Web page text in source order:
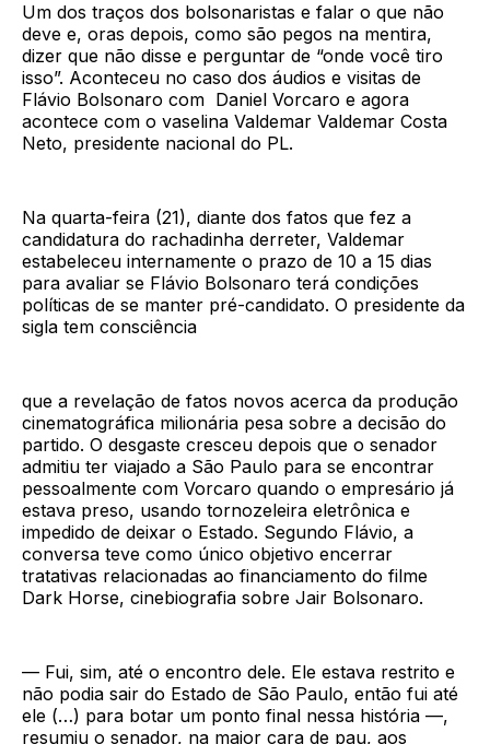
Um dos traços dos bolsonaristas e falar o que não
deve e, oras depois, como são pegos na mentira,
dizer que não disse e perguntar de “onde você tiro
isso”. Aconteceu no caso dos áudios e visitas de
Flávio Bolsonaro com Daniel Vorcaro e agora
acontece com o vaselina Valdemar Valdemar Costa
Neto, presidente nacional do PL.
Na quarta-feira (21), diante dos fatos que fez a
candidatura do rachadinha derreter, Valdemar
estabeleceu internamente o prazo de 10 a 15 dias
para avaliar se Flávio Bolsonaro terá condições
políticas de se manter pré-candidato. O presidente da
sigla tem consciência
que a revelação de fatos novos acerca da produção
cinematográfica milionária pesa sobre a decisão do
partido. O desgaste cresceu depois que o senador
admitiu ter viajado a São Paulo para se encontrar
pessoalmente com Vorcaro quando o empresário já
estava preso, usando tornozeleira eletrônica e
impedido de deixar o Estado. Segundo Flávio, a
conversa teve como único objetivo encerrar
tratativas relacionadas ao financiamento do filme
Dark Horse, cinebiografia sobre Jair Bolsonaro.
— Fui, sim, até o encontro dele. Ele estava restrito e
não podia sair do Estado de São Paulo, então fui até
ele (…) para botar um ponto final nessa história —,
resumiu o senador, na maior cara de pau, aos